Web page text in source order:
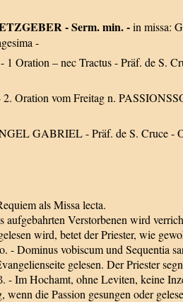
- Serm. min. -in missa:
-
Oration – nec Tractus - Präf. de S.
2. Oration vom Freitag n.
GABRIEL - Präf. de S. Cruce -
als Missa lecta.
aufgebahrten Verstorbenen wird
wird, betet der Priester, wie
- Dominus vobiscum und Sequentia
gelesen. Der Priester
Im Hochamt, ohne Leviten, keine
die Passion gesungen oder